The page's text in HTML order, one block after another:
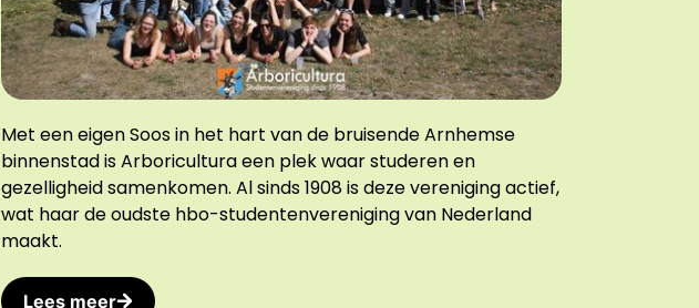
Met een eigen Soos in het hart van de bruisende Arnhemse
binnenstad is Arboricultura een plek waar studeren en
gezelligheid samenkomen. Al sinds 1908 is deze vereniging actief,
wat haar de oudste hbo-studentenvereniging van Nederland
maakt.
Lees meer